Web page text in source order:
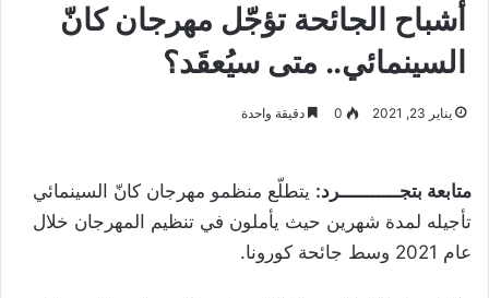
أشباح الجائحة تؤجّل مهرجان كانّ
السينمائي.. متى سيُعقَد؟
يناير 23, 2021 0 دقيقة واحدة
متابعة بتجـــــــــــرد: يتطلّع منظمو مهرجان كانّ السينمائي
تأجيله لمدة شهرين حيث يأملون في تنظيم المهرجان خلال
عام 2021 وسط جائحة كورونا.